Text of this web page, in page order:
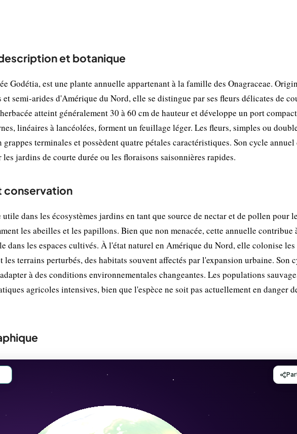
et botanique
Godétia, est une plante annuelle appartenant à la famille des Onagraceae.
et semi-arides d'Amérique du Nord, elle se distingue par ses fleurs délicates de
atteint généralement 30 à 60 cm de hauteur et développe un port
linéaires à lancéolées, forment un feuillage léger. Les fleurs, simples ou
grappes terminales et possèdent quatre pétales caractéristiques. Son cycle
jardins de courte durée ou les floraisons saisonnières rapides.
conservation
dans les écosystèmes jardins en tant que source de nectar et de pollen pour
les abeilles et les papillons. Bien que non menacée, cette annuelle contribue
dans les espaces cultivés. À l'état naturel en Amérique du Nord, elle colonise les
les terrains perturbés, des habitats souvent affectés par l'expansion urbaine. Son
à des conditions environnementales changeantes. Les populations
agricoles intensives, bien que l'espèce ne soit pas actuellement en danger